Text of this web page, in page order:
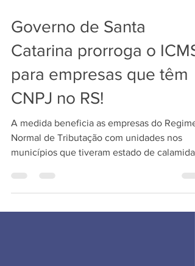
13 de jun. de 2024 2 min de leitura
Governo de Santa
Catarina prorroga o ICMS
para empresas que têm
CNPJ no RS!
A medida beneficia as empresas do Regime
Normal de Tributação com unidades nos